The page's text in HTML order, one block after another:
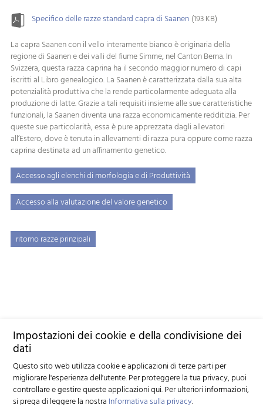
Specifico delle razze standard capra di Saanen (193 KB)
La capra Saanen con il vello interamente bianco è originaria della
regione di Saanen e dei valli del fiume Simme, nel Canton Berna. In
Svizzera, questa razza caprina ha il secondo maggior numero di capi
iscritti al Libro genealogico. La Saanen è caratterizzata dalla sua alta
potenzialità produttiva che la rende particolarmente adeguata alla
produzione di latte. Grazie a tali requisiti insieme alle sue caratteristiche
funzionali, la Saanen diventa una razza economicamente redditizia. Per
queste sue particolarità, essa è pure apprezzata dagli allevatori
all’Estero, dove è tenuta in allevamenti di razza pura oppure come razza
caprina destinata ad un affinamento genetico.
Accesso agli elenchi di morfologia e di Produttività
Accesso alla valutazione del valore genetico
ritorno razze prinzipali
Impostazioni dei cookie e della condivisione dei
dati
Questo sito web utilizza cookie e applicazioni di terze parti per
migliorare l'esperienza dell'utente. Per proteggere la tua privacy, puoi
controllare e gestire queste applicazioni qui.Per ulteriori informazioni,
si prega di leggere la nostra Informativa sulla privacy.